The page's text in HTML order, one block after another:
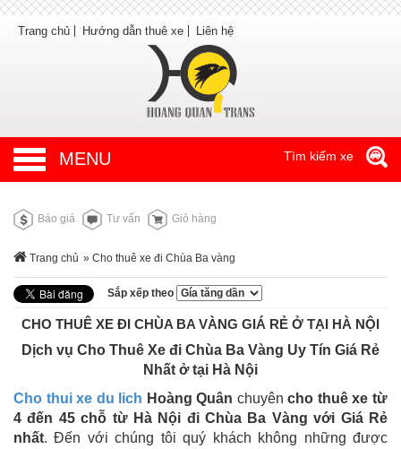
Trang chủ Hướng dẫn thuê xe Liên hệ
MENU Tìm kiếm xe
Báo giá Tư vấn Giỏ hàng
Trang chủ » Cho thuê xe đi Chùa Ba vàng
Sắp xếp theo
CHO THUÊ XE ĐI CHÙA BA VÀNG GIÁ RẺ Ở TẠI HÀ NỘI
Dịch vụ Cho Thuê Xe đi Chùa Ba Vàng Uy Tín Giá Rẻ
Nhất ở tại Hà Nội
Cho thui xe du lich Hoàng Quân chuyêncho thuê xe từ
4 đến 45 chỗ từ Hà Nội đi Chùa Ba Vàng với Giá Rẻ
nhất. Đến với chúng tôi quý khách không những được